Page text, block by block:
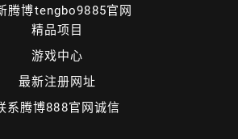
腾博tengbo9885官网
精品项目
游戏中心
最新注册网址
系腾博888官网诚信